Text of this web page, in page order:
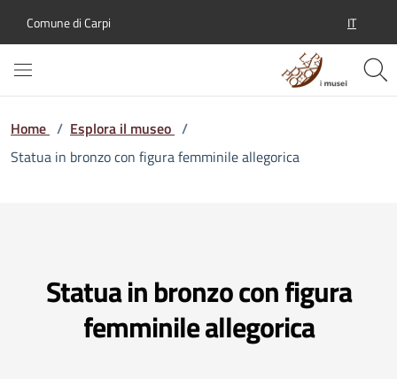
Comune di Carpi IT
Home / Esplora il museo /
Statua in bronzo con figura femminile allegorica
Statua in bronzo con figura
femminile allegorica